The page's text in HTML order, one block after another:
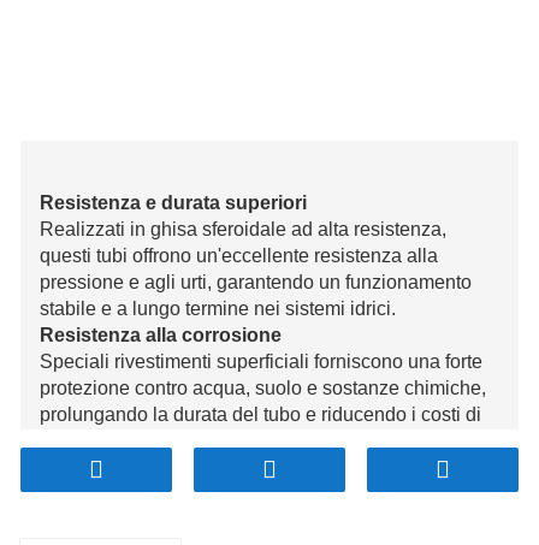
Resistenza e durata superiori
Realizzati in ghisa sferoidale ad alta resistenza,
questi tubi offrono un'eccellente resistenza alla
pressione e agli urti, garantendo un funzionamento
stabile e a lungo termine nei sistemi idrici.
Resistenza alla corrosione
Speciali rivestimenti superficiali forniscono una forte
protezione contro acqua, suolo e sostanze chimiche,
prolungando la durata del tubo e riducendo i costi di
Alta adattabilità
Disponibili in varie dimensioni (DN80mm, DN100mm,